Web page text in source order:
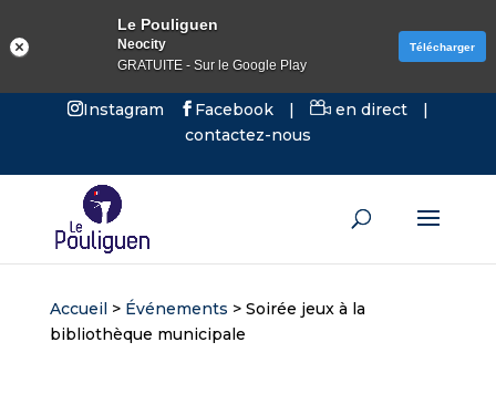
Instagram Facebook | en direct
|
contactez-nous
Accueil> Événements > Soirée jeux à la
bibliothèque municipale
Le Pouliguen
Neocity
GRATUITE - Sur le Google Play
Télécharger